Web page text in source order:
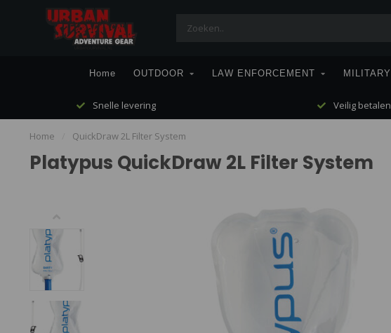
Home OUTDOOR LAW ENFORCEMENT MILITARY
Snelle levering Veilig betalen
Home QuickDraw 2L Filter System
Platypus QuickDraw 2L Filter System